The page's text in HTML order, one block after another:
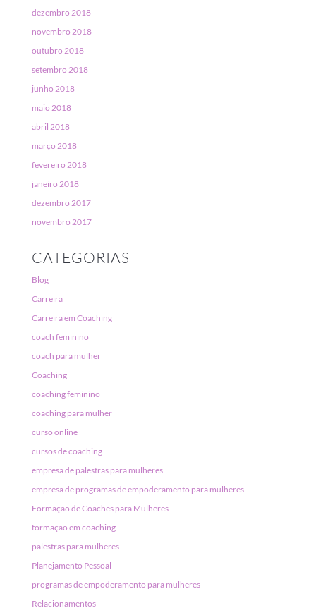
dezembro 2018
novembro 2018
outubro 2018
setembro 2018
junho 2018
maio 2018
abril 2018
março 2018
fevereiro 2018
janeiro 2018
dezembro 2017
novembro 2017
CATEGORIAS
Blog
Carreira
Carreira em Coaching
coach feminino
coach para mulher
Coaching
coaching feminino
coaching para mulher
curso online
cursos de coaching
empresa de palestras para mulheres
empresa de programas de empoderamento para mulheres
Formação de Coaches para Mulheres
formação em coaching
palestras para mulheres
Planejamento Pessoal
programas de empoderamento para mulheres
Relacionamentos